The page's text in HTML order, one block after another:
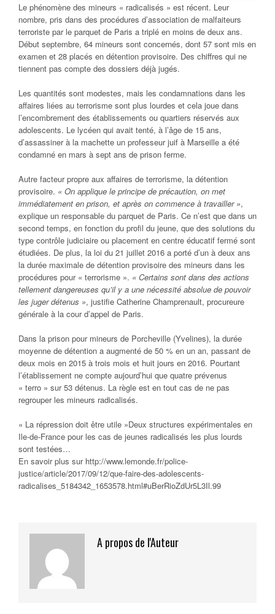
Le phénomène des mineurs « radicalisés » est récent. Leur
nombre, pris dans des procédures d’association de malfaiteurs
terroriste par le parquet de Paris a triplé en moins de deux ans.
Début septembre, 64 mineurs sont concernés, dont 57 sont mis en
examen et 28 placés en détention provisoire. Des chiffres qui ne
tiennent pas compte des dossiers déjà jugés.
Les quantités sont modestes, mais les condamnations dans les
affaires liées au terrorisme sont plus lourdes et cela joue dans
l’encombrement des établissements ou quartiers réservés aux
adolescents. Le lycéen qui avait tenté, à l’âge de 15 ans,
d’assassiner à la machette un professeur juif à Marseille a été
condamné en mars à sept ans de prison ferme.
Autre facteur propre aux affaires de terrorisme, la détention
provisoire. « On applique le principe de précaution, on met
immédiatement en prison, et après on commence à travailler »,
explique un responsable du parquet de Paris. Ce n’est que dans un
second temps, en fonction du profil du jeune, que des solutions du
type contrôle judiciaire ou placement en centre éducatif fermé sont
étudiées. De plus, la loi du 21 juillet 2016 a porté d’un à deux ans
la durée maximale de détention provisoire des mineurs dans les
procédures pour « terrorisme ». « Certains sont dans des actions
tellement dangereuses qu’il y a une nécessité absolue de pouvoir
les juger détenus », justifie Catherine Champrenault, procureure
générale à la cour d’appel de Paris.
Dans la prison pour mineurs de Porcheville (Yvelines), la durée
moyenne de détention a augmenté de 50 % en un an, passant de
deux mois en 2015 à trois mois et huit jours en 2016. Pourtant
l’établissement ne compte aujourd’hui que quatre prévenus
« terro » sur 53 détenus. La règle est en tout cas de ne pas
regrouper les mineurs radicalisés.
« La répression doit être utile »Deux structures expérimentales en
Ile-de-France pour les cas de jeunes radicalisés les plus lourds
sont testées…
En savoir plus sur http://www.lemonde.fr/police-
justice/article/2017/09/12/que-faire-des-adolescents-
radicalises_5184342_1653578.html#uBerRioZdUr5L3Il.99
A propos de l'Auteur